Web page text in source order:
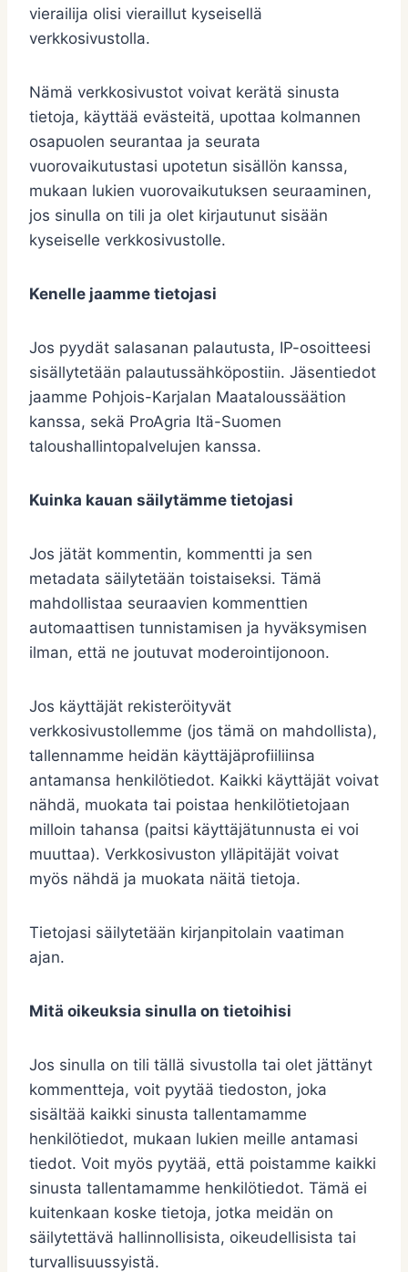
vierailija olisi vieraillut kyseisellä
verkkosivustolla.
Nämä verkkosivustot voivat kerätä sinusta
tietoja, käyttää evästeitä, upottaa kolmannen
osapuolen seurantaa ja seurata
vuorovaikutustasi upotetun sisällön kanssa,
mukaan lukien vuorovaikutuksen seuraaminen,
jos sinulla on tili ja olet kirjautunut sisään
kyseiselle verkkosivustolle.
Kenelle jaamme tietojasi
Jos pyydät salasanan palautusta, IP-osoitteesi
sisällytetään palautussähköpostiin. Jäsentiedot
jaamme Pohjois-Karjalan Maataloussäätion
kanssa, sekä ProAgria Itä-Suomen
taloushallintopalvelujen kanssa.
Kuinka kauan säilytämme tietojasi
Jos jätät kommentin, kommentti ja sen
metadata säilytetään toistaiseksi. Tämä
mahdollistaa seuraavien kommenttien
automaattisen tunnistamisen ja hyväksymisen
ilman, että ne joutuvat moderointijonoon.
Jos käyttäjät rekisteröityvät
verkkosivustollemme (jos tämä on mahdollista),
tallennamme heidän käyttäjäprofiiliinsa
antamansa henkilötiedot. Kaikki käyttäjät voivat
nähdä, muokata tai poistaa henkilötietojaan
milloin tahansa (paitsi käyttäjätunnusta ei voi
muuttaa). Verkkosivuston ylläpitäjät voivat
myös nähdä ja muokata näitä tietoja.
Tietojasi säilytetään kirjanpitolain vaatiman
ajan.
Mitä oikeuksia sinulla on tietoihisi
Jos sinulla on tili tällä sivustolla tai olet jättänyt
kommentteja, voit pyytää tiedoston, joka
sisältää kaikki sinusta tallentamamme
henkilötiedot, mukaan lukien meille antamasi
tiedot. Voit myös pyytää, että poistamme kaikki
sinusta tallentamamme henkilötiedot. Tämä ei
kuitenkaan koske tietoja, jotka meidän on
säilytettävä hallinnollisista, oikeudellisista tai
turvallisuussyistä.